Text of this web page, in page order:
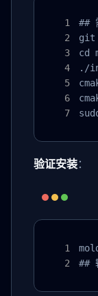
##
git
cd
./
验证安装：
##